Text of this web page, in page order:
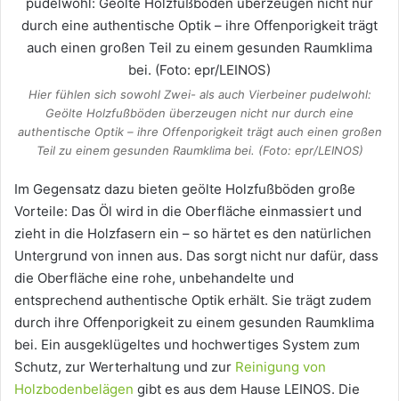
Hier fühlen sich sowohl Zwei- als auch Vierbeiner pudelwohl:
Geölte Holzfußböden überzeugen nicht nur durch eine
authentische Optik – ihre Offenporigkeit trägt auch einen großen
Teil zu einem gesunden Raumklima bei. (Foto: epr/LEINOS)
Im Gegensatz dazu bieten geölte Holzfußböden große
Vorteile: Das Öl wird in die Oberfläche einmassiert und
zieht in die Holzfasern ein – so härtet es den natürlichen
Untergrund von innen aus. Das sorgt nicht nur dafür, dass
die Oberfläche eine rohe, unbehandelte und
entsprechend authentische Optik erhält. Sie trägt zudem
durch ihre Offenporigkeit zu einem gesunden Raumklima
bei. Ein ausgeklügeltes und hochwertiges System zum
Schutz, zur Werterhaltung und zur Reinigung von
Holzbodenbelägen gibt es aus dem Hause LEINOS. Die